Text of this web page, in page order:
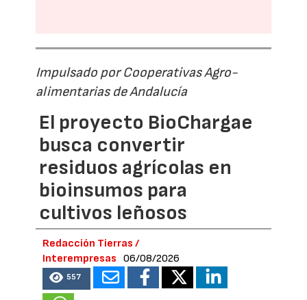
Impulsado por Cooperativas Agro-
alimentarias de Andalucía
El proyecto BioChargae
busca convertir
residuos agrícolas en
bioinsumos para
cultivos leñosos
Redacción Tierras /
Interempresas
06/08/2026
557